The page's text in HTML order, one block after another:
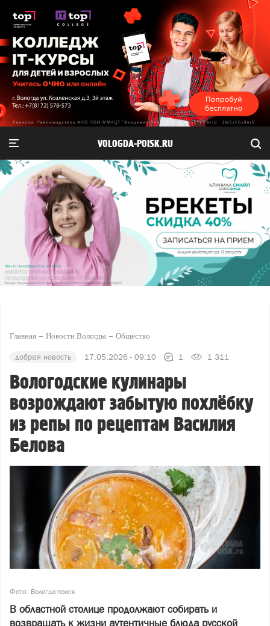
VOLOGDA-POISK.RU
Главная Новости Вологды Общество
добрая новость 17.05.2026 - 09:10 1 1 311
Вологодские кулинары
возрождают забытую похлёбку
из репы по рецептам Василия
Белова
Фото: Вологда-поиск
В областной столице продолжают собирать и
возвращать к жизни аутентичные блюда русской